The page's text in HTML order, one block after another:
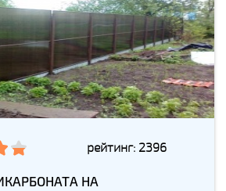
рейтинг: 2396
НА